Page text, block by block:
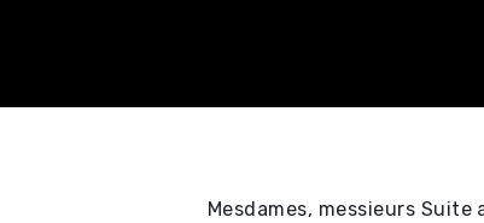
Mesdames, messieurs